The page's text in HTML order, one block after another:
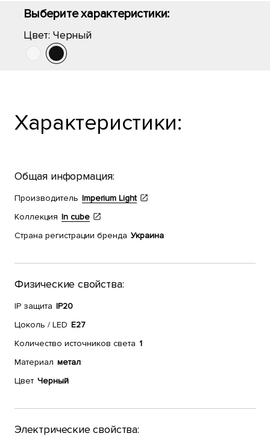
Выберите характеристики:
Цвет: Черный
Характеристики:
Общая информация:
Производитель Imperium Light
Коллекция In cube
Страна регистрации бренда Украина
Физические свойства:
IP защита IP20
Цоколь / LED E27
Количество источников света 1
Материал метал
Цвет Черный
Электрические свойства: